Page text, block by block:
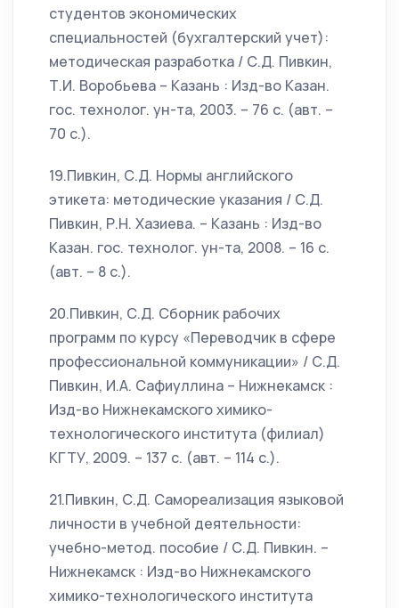
студентов экономических
специальностей (бухгалтерский учет):
методическая разработка / С.Д. Пивкин,
Т.И. Воробьева – Казань : Изд-во Казан.
гос. технолог. ун-та, 2003. – 76 с. (авт. –
70 с.).
19.Пивкин, С.Д. Нормы английского
этикета: методические указания / С.Д.
Пивкин, Р.Н. Хазиева. – Казань : Изд-во
Казан. гос. технолог. ун-та, 2008. – 16 с.
(авт. – 8 с.).
20.Пивкин, С.Д. Сборник рабочих
программ по курсу «Переводчик в сфере
профессиональной коммуникации» / С.Д.
Пивкин, И.А. Сафиуллина – Нижнекамск :
Изд-во Нижнекамского химико-
технологического института (филиал)
КГТУ, 2009. – 137 с. (авт. – 114 с.).
21.Пивкин, С.Д. Самореализация языковой
личности в учебной деятельности:
учебно-метод. пособие / С.Д. Пивкин. –
Нижнекамск : Изд-во Нижнекамского
химико-технологического института